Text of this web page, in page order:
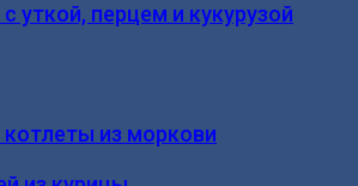
уткой, перцем и кукурузой
из моркови